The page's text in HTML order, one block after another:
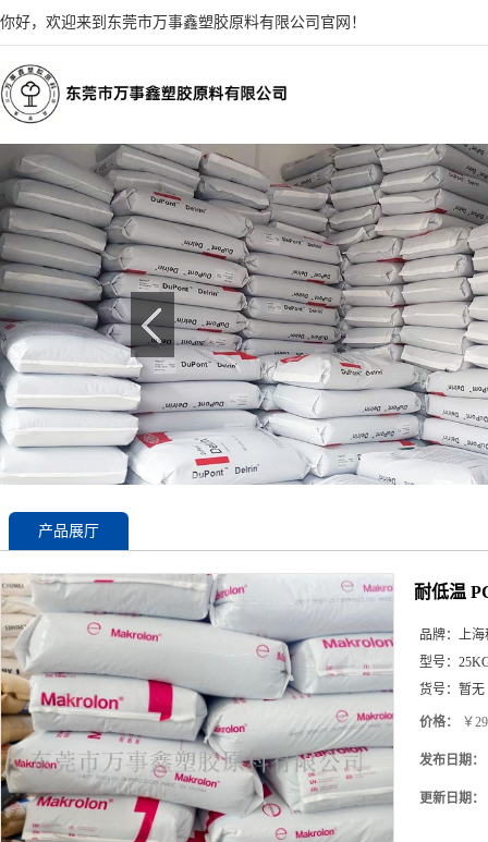
你好，欢迎来到东莞市万事鑫塑胶原料有限公司官网！
产品展厅
耐低温
品牌：
上
型号：
货号： 暂无
价格： ￥
发布日期：
更新日期：